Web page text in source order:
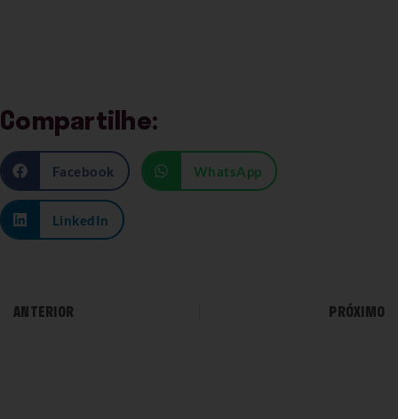
Compartilhe:
Facebook WhatsApp
LinkedIn
ANTERIOR PRÓXIMO